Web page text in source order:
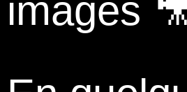
images